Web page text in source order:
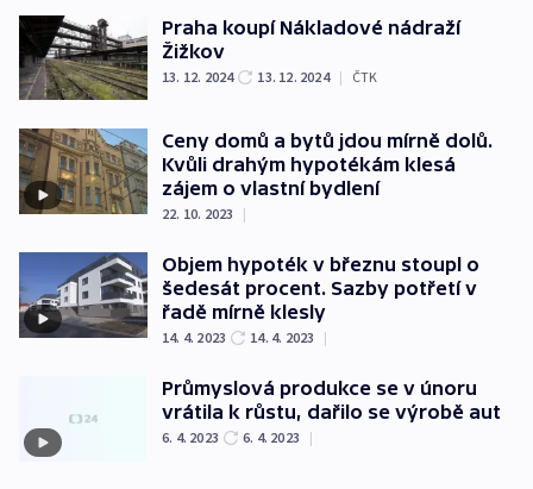
Praha koupí Nákladové nádraží
Žižkov
13. 12. 2024 13. 12. 2024 | ČTK
Ceny domů a bytů jdou mírně dolů.
Kvůli drahým hypotékám klesá
zájem o vlastní bydlení
22. 10. 2023 |
Objem hypoték v březnu stoupl o
šedesát procent. Sazby potřetí v
řadě mírně klesly
14. 4. 2023 14. 4. 2023 |
Průmyslová produkce se v únoru
vrátila k růstu, dařilo se výrobě aut
6. 4. 2023 6. 4. 2023 |